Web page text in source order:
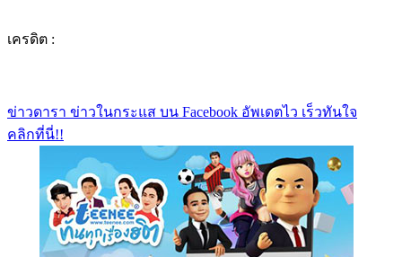
เครดิต :
ข่าวดารา ข่าวในกระแส บน Facebook อัพเดตไว เร็วทันใจ
คลิกที่นี่!!